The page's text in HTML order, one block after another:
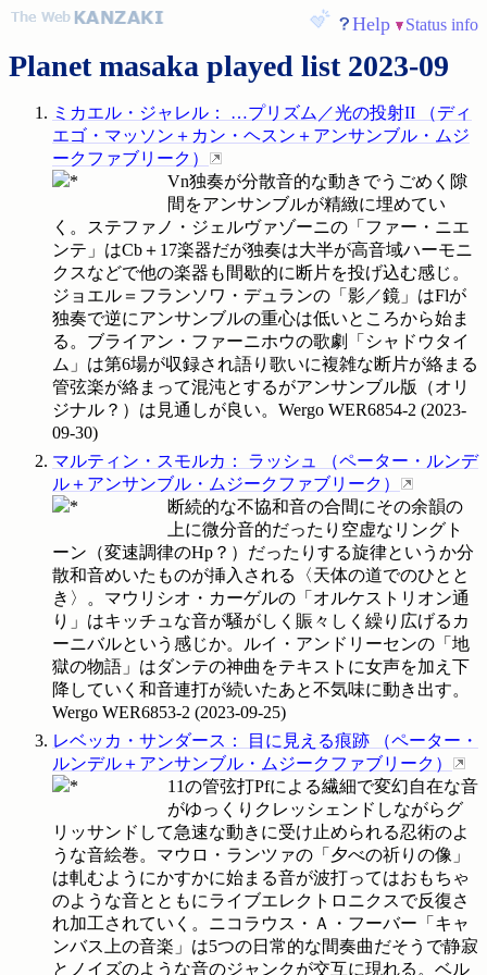
Help Status info
Planet masaka played list 2023-09
ミカエル・ジャレル ： …プリズム／光の投射II （ディ
エゴ・マッソン＋カン・ヘスン＋アンサンブル・ムジ
ークファブリーク ）
Vn独奏が分散音的な動きでうごめく隙
間をアンサンブルが精緻に埋めてい
く。ステファノ・ジェルヴァゾーニの「ファー・ニエ
ンテ」はCb＋17楽器だが独奏は大半が高音域ハーモニ
クスなどで他の楽器も間歇的に断片を投げ込む感じ。
ジョエル＝フランソワ・デュランの「影／鏡」はFlが
独奏で逆にアンサンブルの重心は低いところから始ま
る。ブライアン・ファーニホウの歌劇「シャドウタイ
ム」は第6場が収録され語り歌いに複雑な断片が絡まる
管弦楽が絡まって混沌とするがアンサンブル版（オリ
ジナル？）は見通しが良い。Wergo WER6854-2 (2023-
09-30)
マルティン・スモルカ ： ラッシュ （ペーター・ルンデ
ル＋アンサンブル・ムジークファブリーク ）
断続的な不協和音の合間にその余韻の
上に微分音的だったり空虚なリングト
ーン（変速調律のHp？）だったりする旋律というか分
散和音めいたものが挿入される〈天体の道でのひとと
き〉。マウリシオ・カーゲルの「オルケストリオン通
り」はキッチュな音が騒がしく賑々しく繰り広げるカ
ーニバルという感じか。ルイ・アンドリーセンの「地
獄の物語」はダンテの神曲をテキストに女声を加え下
降していく和音連打が続いたあと不気味に動き出す。
Wergo WER6853-2 (2023-09-25)
レベッカ・サンダース ： 目に見える痕跡 （ペーター・
ルンデル＋アンサンブル・ムジークファブリーク ）
11の管弦打Pfによる繊細で変幻自在な音
がゆっくりクレッシェンドしながらグ
リッサンドして急速な動きに受け止められる忍術のよ
うな音絵巻。マウロ・ランツァの「夕べの祈りの像」
は軋むようにかすかに始まる音が波打ってはおもちゃ
のような音とともにライブエレクトロニクスで反復さ
れ加工されていく。ニコラウス・Ａ・フーバー「キャ
ンバス上の音楽」は5つの日常的な間奏曲だそうで静寂
とノイズのような音のジャンクが交互に現れる。ベル